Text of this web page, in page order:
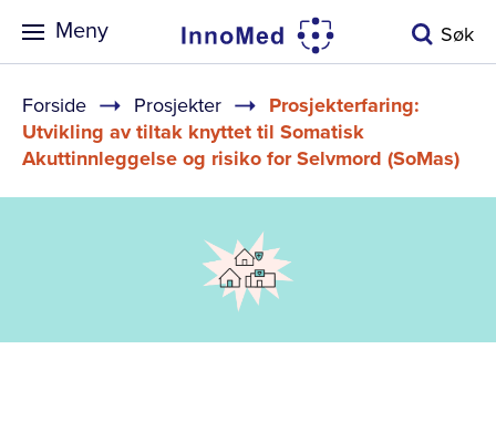
Meny Søk
Navigasjonssti
Forside Prosjekter
Prosjekterfaring:
Utvikling av tiltak knyttet til Somatisk
Akuttinnleggelse og risiko for Selvmord (SoMas)